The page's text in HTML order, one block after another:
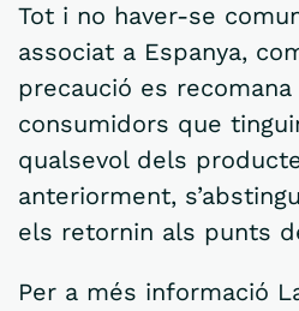
Tot i no haver-se
associat a Espanya,
precaució es
consumidors que
qualsevol dels
anteriorment,
els retornin als punts
Per a més informació